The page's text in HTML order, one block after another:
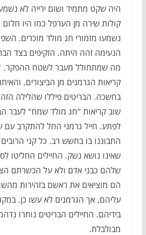
היה שקט מתמיד ושום ירייה לא
קולות שירה מן הערפל כמו היו
נשמעו מזמורי חג מולד מוכרים.
הנעימה זהה היתה. הזקיפים בצד
מה שמתחולל מעבר לשטח ההפקר.
קריאות הגרמנים מן הביצורים,
בחשכה. הבריטים פיללו שהלילה
שוב קריאות "חג מולד שמח" לעבר
לפתע. חייל גרמני החל להתקרב עם
התבוננו בו בחשש רב. כל קני הרובים
שאינו נושא נשק. החיילים החליטו
שלהם כבני אדם ולא על הכשרתם
הם מוציאים את ראשם בזהירות
עליהם, אך הגרמנים לא עשו כן.
בידיהם. החיילים הבריטים נותרו
מבולבלת.